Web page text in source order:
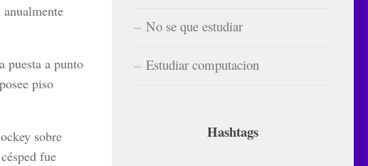
puesta a punto
piso
sobre
fue
No se que estudiar
Estudiar computacion
Hashtags